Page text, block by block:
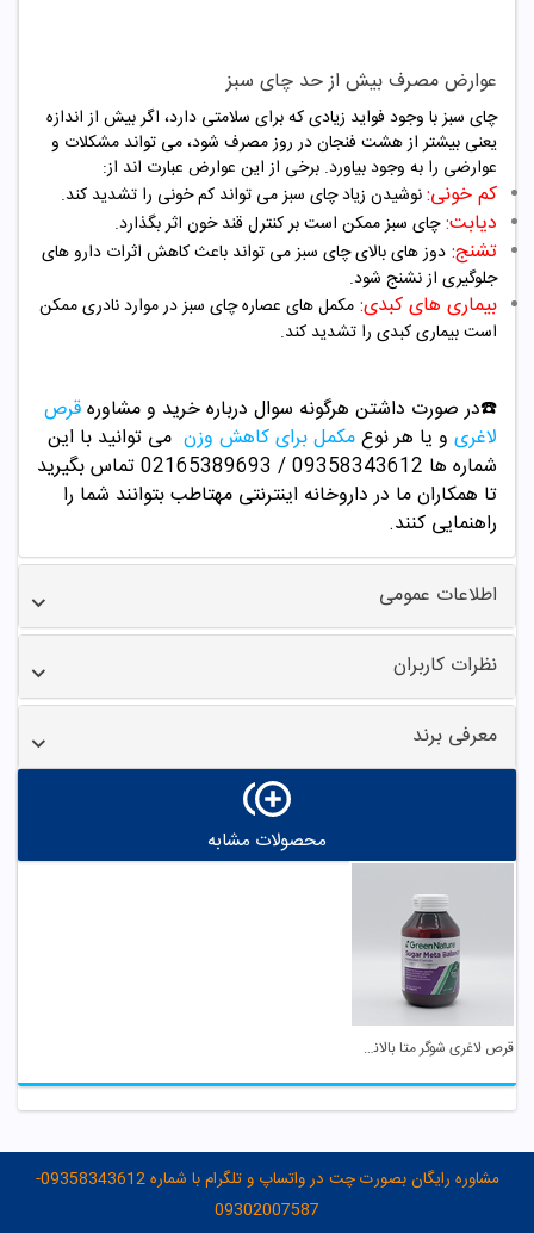
عوارض مصرف بیش از حد چای سبز
چای سبز با وجود فواید زیادی که برای سلامتی دارد، اگر بیش از اندازه
یعنی بیشتر از هشت فنجان در روز مصرف شود، می تواند مشکلات و
عوارضی را به وجود بیاورد. برخی از این عوارض عبارت اند از:
کم خونی:نوشیدن زیاد چای سبز می تواند کم خونی را تشدید کند.
دیابت:چای سبز ممکن است بر کنترل قند خون اثر بگذارد.
تشنج: دوز های بالای چای سبز می تواند باعث کاهش اثرات دارو های
جلوگیری از نشنج شود.
بیماری های کبدی: مکمل های عصاره چای سبز در موارد نادری ممکن
است بیماری کبدی را تشدید کند.
☎️در صورت داشتن هرگونه سوال درباره خرید ومشاورهقرص
لاغری و یا هر نوعمکمل برای کاهش وزن می توانید با این
شماره ها 09358343612 / 02165389693
تماس بگیرید
تا همکاران ما در داروخانه اینترنتی مهتاطب بتوانند شما را
راهنمایی کنند.
اطلاعات عمومی
نظرات کاربران
معرفی برند
محصولات مشابه
قرص لاغری شوگر متا بالانس گرین نیچر
مشاوره رایگان بصورت چت در واتساپ و تلگرام با شماره 09358343612-
09302007587